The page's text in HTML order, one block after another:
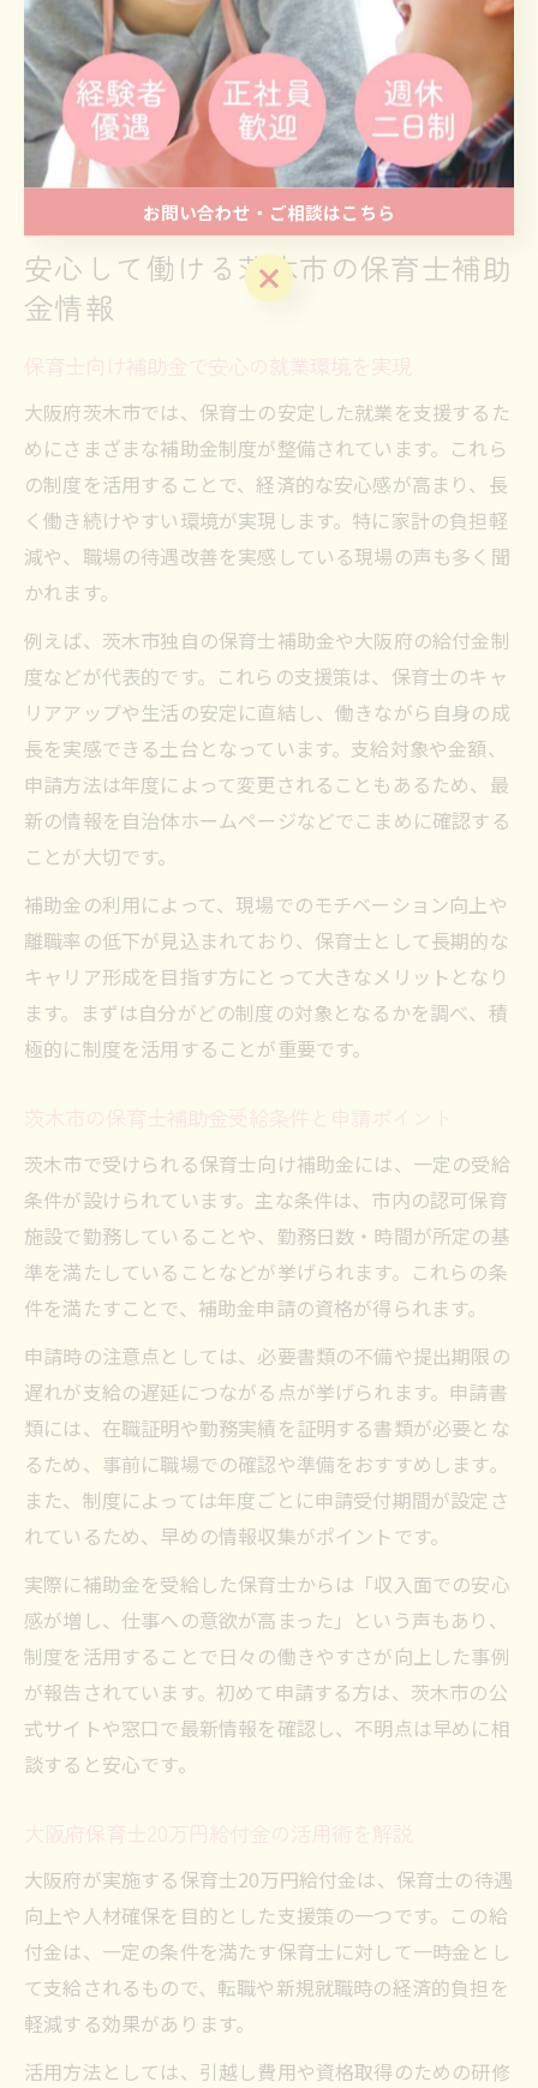
制度利用時は、支援内容や申請条件の詳細を事前に確認
し、自分の状況に合った選択を心がけましょう。将来設
計の一歩として、まずは情報収集と専門家への相談から
始めることをおすすめします。
安心して働ける茨木市の保育士補助
金情報
保育士向け補助金で安心の就業環境を実現
大阪府茨木市では、保育士の安定した就業を支援するた
めにさまざまな補助金制度が整備されています。これら
の制度を活用することで、経済的な安心感が高まり、長
く働き続けやすい環境が実現します。特に家計の負担軽
減や、職場の待遇改善を実感している現場の声も多く聞
かれます。
例えば、茨木市独自の保育士補助金や大阪府の給付金制
度などが代表的です。これらの支援策は、保育士のキャ
リアアップや生活の安定に直結し、働きながら自身の成
長を実感できる土台となっています。支給対象や金額、
申請方法は年度によって変更されることもあるため、最
新の情報を自治体ホームページなどでこまめに確認する
ことが大切です。
補助金の利用によって、現場でのモチベーション向上や
離職率の低下が見込まれており、保育士として長期的な
キャリア形成を目指す方にとって大きなメリットとなり
ます。まずは自分がどの制度の対象となるかを調べ、積
極的に制度を活用することが重要です。
茨木市の保育士補助金受給条件と申請ポイント
茨木市で受けられる保育士向け補助金には、一定の受給
条件が設けられています。主な条件は、市内の認可保育
施設で勤務していることや、勤務日数・時間が所定の基
準を満たしていることなどが挙げられます。これらの条
件を満たすことで、補助金申請の資格が得られます。
申請時の注意点としては、必要書類の不備や提出期限の
遅れが支給の遅延につながる点が挙げられます。申請書
類には、在職証明や勤務実績を証明する書類が必要とな
るため、事前に職場での確認や準備をおすすめします。
また、制度によっては年度ごとに申請受付期間が設定さ
れているため、早めの情報収集がポイントです。
実際に補助金を受給した保育士からは「収入面での安心
感が増し、仕事への意欲が高まった」という声もあり、
制度を活用することで日々の働きやすさが向上した事例
が報告されています。初めて申請する方は、茨木市の公
式サイトや窓口で最新情報を確認し、不明点は早めに相
談すると安心です。
大阪府保育士20万円給付金の活用術を解説
大阪府が実施する保育士20万円給付金は、保育士の待遇
向上や人材確保を目的とした支援策の一つです。この給
付金は、一定の条件を満たす保育士に対して一時金とし
て支給されるもので、転職や新規就職時の経済的負担を
軽減する効果があります。
活用方法としては、引越し費用や資格取得のための研修
お問い合わせ・ご相談はこちら
お問い合わせ・ご相談はこちら